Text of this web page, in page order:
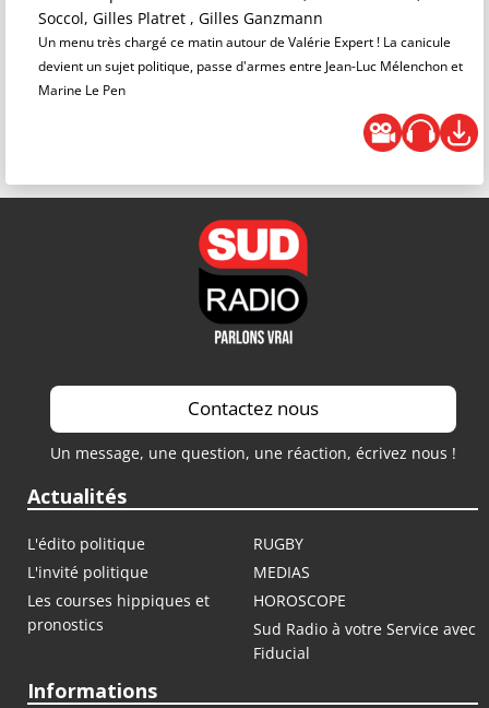
Soccol, Gilles Platret , Gilles Ganzmann
Un menu très chargé ce matin autour de Valérie Expert ! La canicule
devient un sujet politique, passe d'armes entre Jean-Luc Mélenchon et
Marine Le Pen
Contactez nous
Un message, une question, une réaction, écrivez nous !
Actualités
L'édito politique
RUGBY
L'invité politique
MEDIAS
Les courses hippiques et
pronostics
HOROSCOPE
Sud Radio à votre Service avec
Fiducial
Informations